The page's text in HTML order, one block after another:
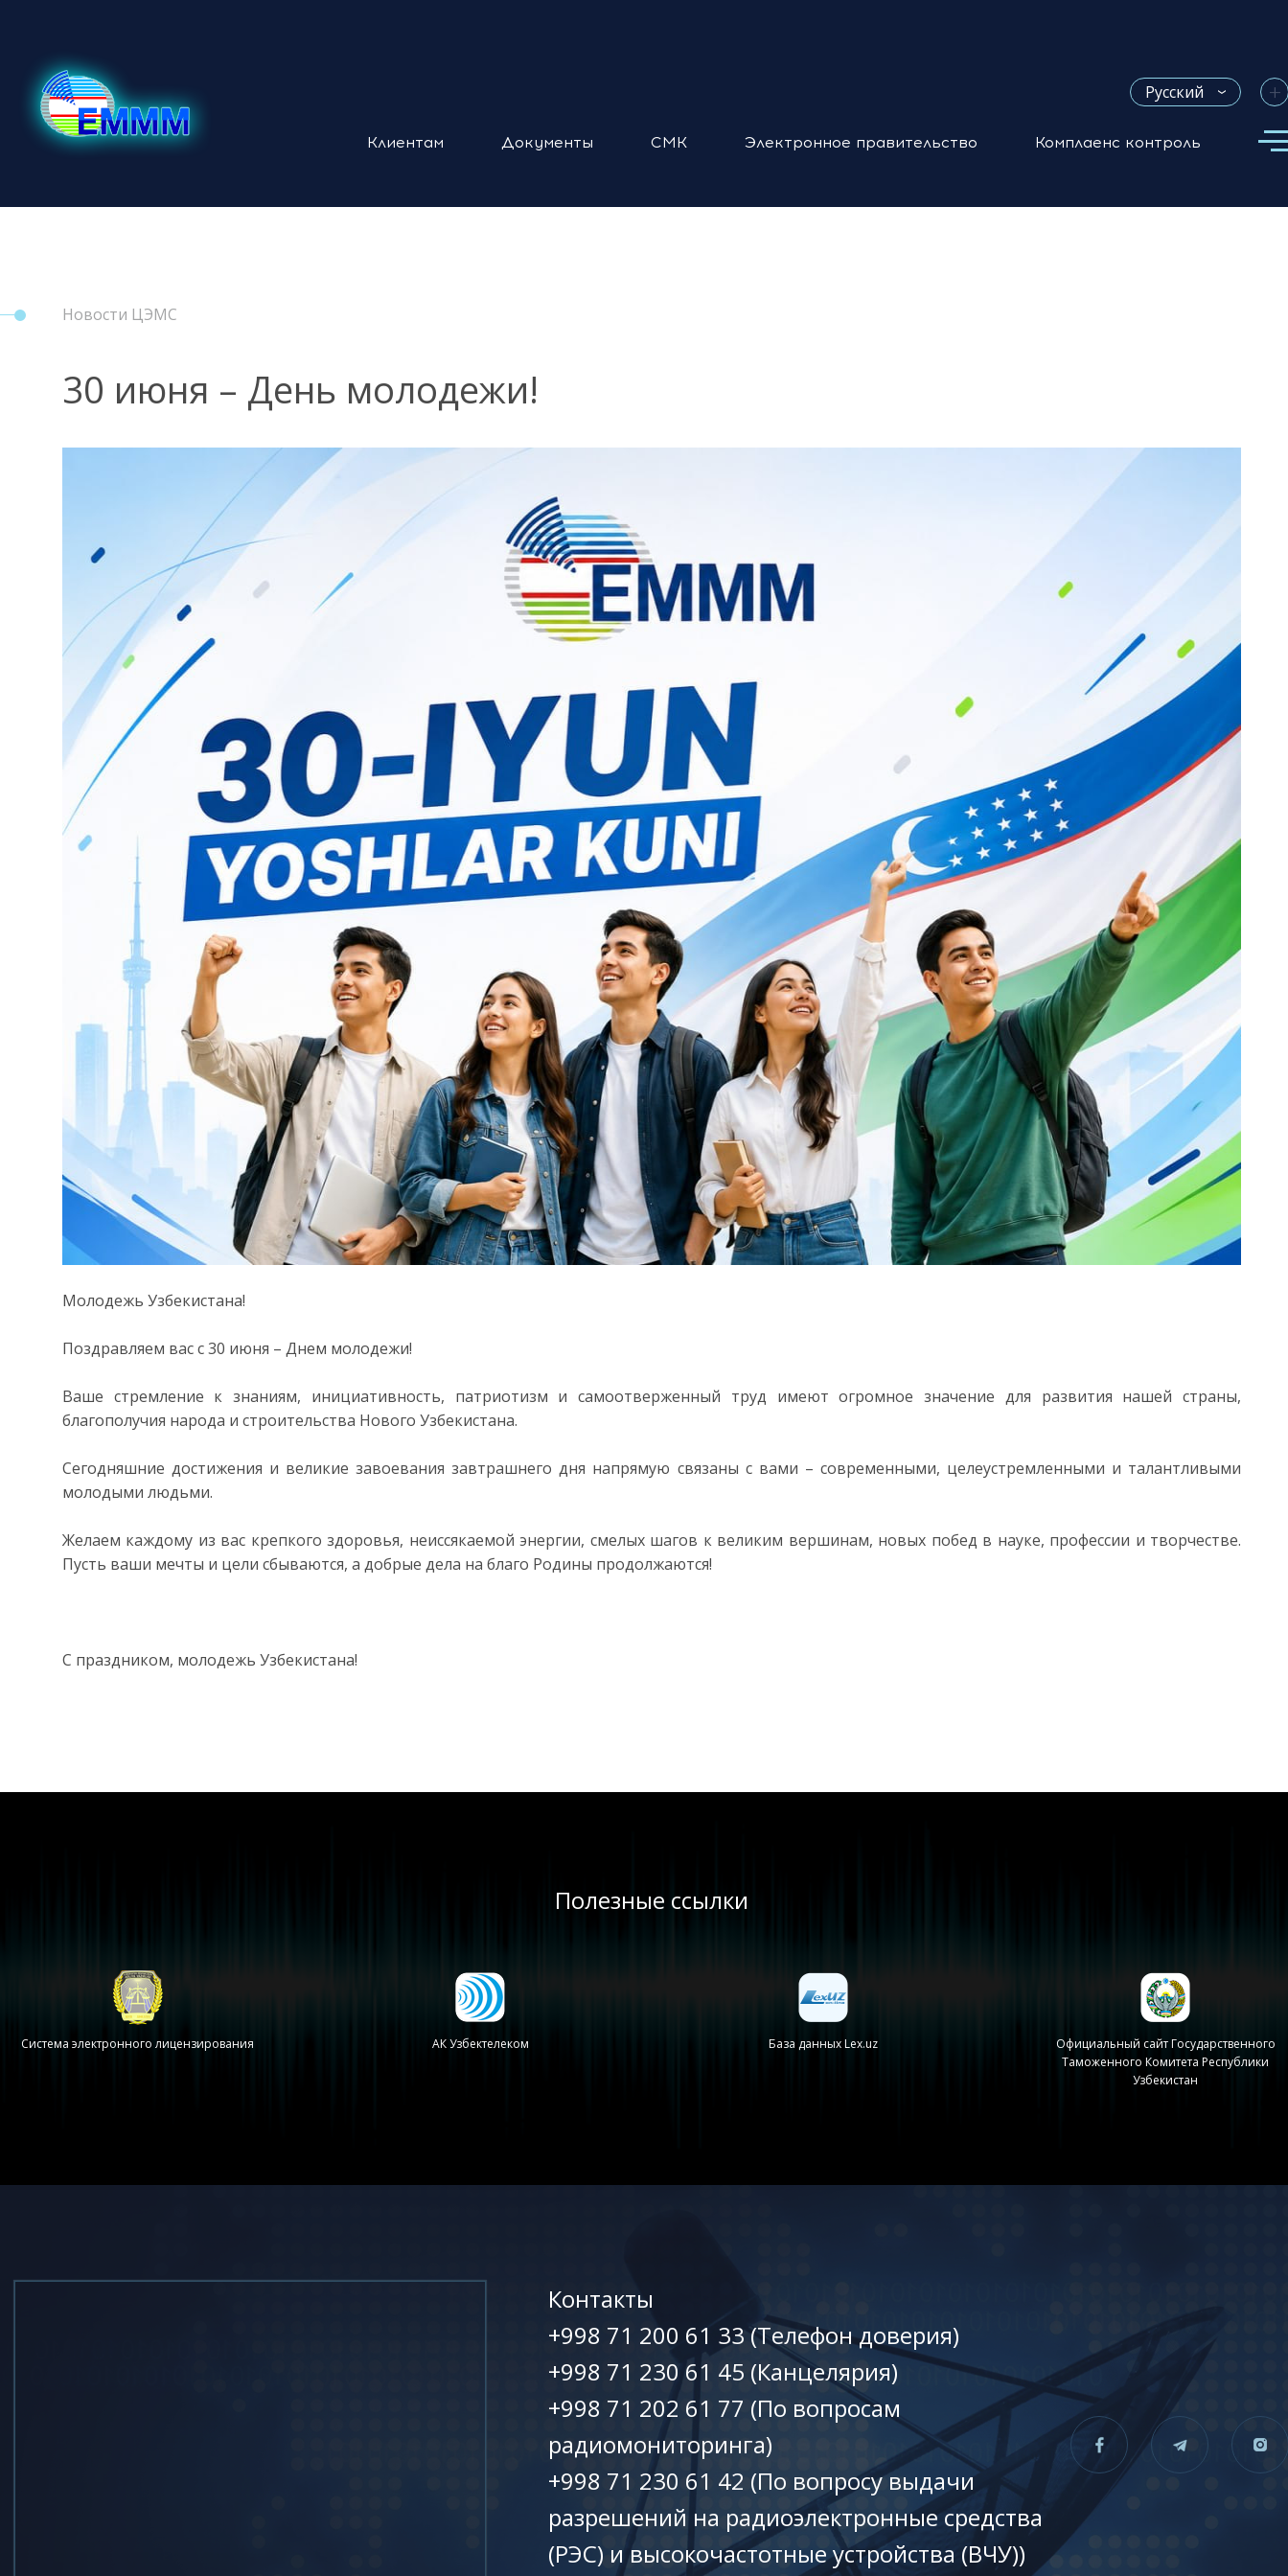
Русский +
Клиентам Документы СМК Электронное правительство Комплаенс контроль
Новости ЦЭМС
30 июня – День молодежи!
Молодежь Узбекистана!
Поздравляем вас с 30 июня – Днем молодежи!
Ваше стремление к знаниям, инициативность, патриотизм и самоотверженный труд имеют огромное значение для развития нашей страны,
благополучия народа и строительства Нового Узбекистана.
Сегодняшние достижения и великие завоевания завтрашнего дня напрямую связаны с вами – современными, целеустремленными и талантливыми
молодыми людьми.
Желаем каждому из вас крепкого здоровья, неиссякаемой энергии, смелых шагов к великим вершинам, новых побед в науке, профессии и творчестве.
Пусть ваши мечты и цели сбываются, а добрые дела на благо Родины продолжаются!
С праздником, молодежь Узбекистана!
Полезные ссылки
Система электронного лицензирования АК Узбектелеком База данных Lex.uz
Официальный сайт Государственного
Таможенного Комитета Республики
Узбекистан
Контакты
+998 71 200 61 33 (Телефон доверия)
+998 71 230 61 45 (Канцелярия)
+998 71 202 61 77 (По вопросам
радиомониторинга)
+998 71 230 61 42 (По вопросу выдачи
разрешений на радиоэлектронные средства
(РЭС) и высокочастотные устройства (ВЧУ))